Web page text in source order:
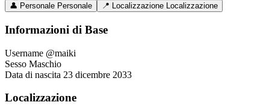
👤 Personale Personale 📍 Localizzazione Localizzazione
Informazioni di Base
Username @maiki
Sesso Maschio
Data di nascita 23 dicembre 2033
Localizzazione